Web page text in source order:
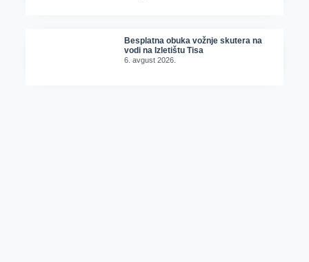
Besplatna obuka vožnje skutera na
vodi na Izletištu Tisa
6. avgust 2026.